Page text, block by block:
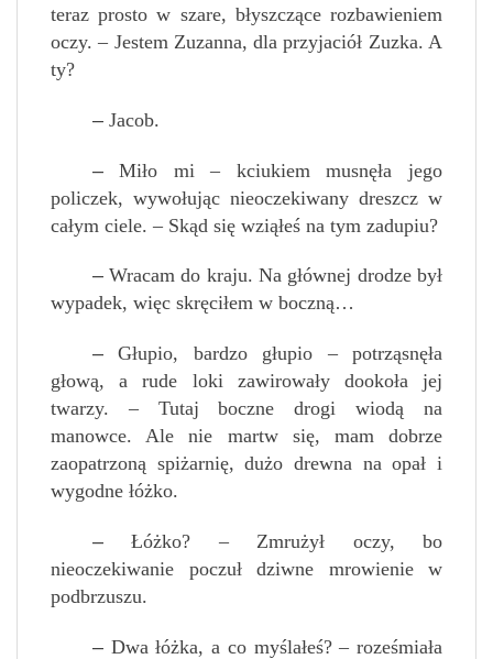
teraz prosto w szare, błyszczące rozbawieniem
oczy. – Jestem Zuzanna, dla przyjaciół Zuzka. A
ty?
– Jacob.
–Miło mi – kciukiem musnęła jego
policzek, wywołując nieoczekiwany dreszcz w
całym ciele. – Skąd się wziąłeś na tym zadupiu?
–Wracam do kraju. Na głównej drodze był
wypadek, więc skręciłem w boczną…
–Głupio, bardzo głupio – potrząsnęła
głową, a rude loki zawirowały dookoła jej
twarzy. – Tutaj boczne drogi wiodą na
manowce. Ale nie martw się, mam dobrze
zaopatrzoną spiżarnię, dużo drewna na opał i
wygodne łóżko.
–Łóżko? – Zmrużył oczy, bo
nieoczekiwanie poczuł dziwne mrowienie w
podbrzuszu.
– Dwa łóżka, a co myślałeś? – roześmiała